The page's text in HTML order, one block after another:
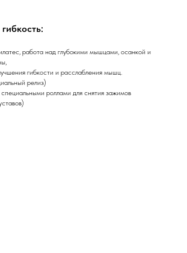
работа над глубокими мышцами, осанкой и
гибкости и расслабления мышц.
релиз)
роллами для снятия зажимов